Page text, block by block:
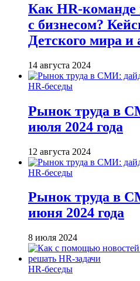
Как HR-команде
с бизнесом?
Детского мира
14 августа 2024
HR-беседы
Рынок труда в
июля 2024 года
12 августа 2024
HR-беседы
Рынок труда в
июня 2024 года
8 июля 2024
HR-беседы